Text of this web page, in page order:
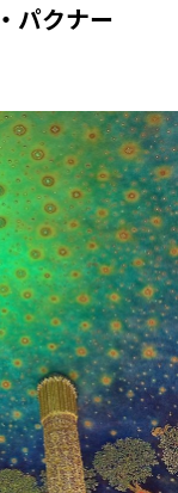
パクナー